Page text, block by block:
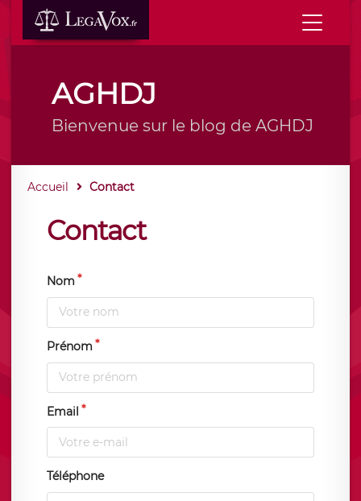
AGHDJ
Bienvenue sur le blog de AGHDJ
Accueil Contact
Contact
Nom
Prénom
Email
Téléphone